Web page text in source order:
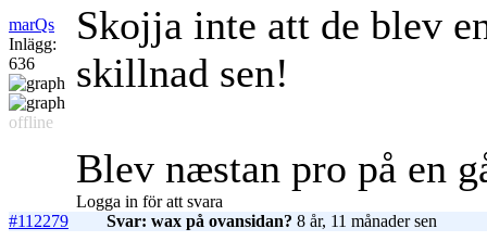
marQs
Inlägg:
636
offline
Skojja inte att de blev
skillnad sen!
Blev næstan pro på en
Logga in för att svara
#112279
Svar: wax på ovansidan? 8 år, 11 månader sen